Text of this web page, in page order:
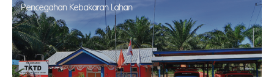
Pencegahan Kebakaran Lahan